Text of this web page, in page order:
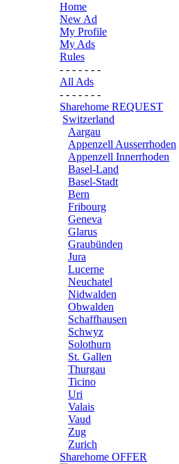
Home
New Ad
My Profile
My Ads
Rules
- - - - - - -
All Ads
- - - - - - -
Sharehome REQUEST
Switzerland
Aargau
Appenzell Ausserrhoden
Appenzell Innerrhoden
Basel-Land
Basel-Stadt
Bern
Fribourg
Geneva
Glarus
Graubünden
Jura
Lucerne
Neuchatel
Nidwalden
Obwalden
Schaffhausen
Schwyz
Solothurn
St. Gallen
Thurgau
Ticino
Uri
Valais
Vaud
Zug
Zurich
Sharehome OFFER